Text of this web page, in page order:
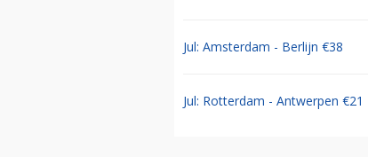
Jul: Amsterdam - Berlijn €38
Jul: Rotterdam - Antwerpen €21